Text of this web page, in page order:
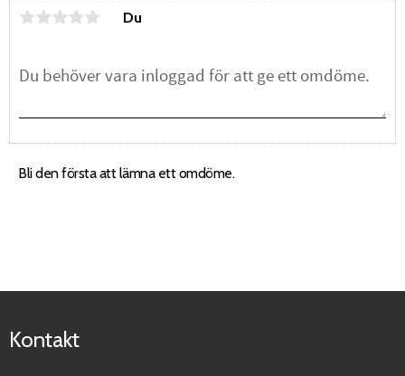
Du
Bli den första att lämna ett omdöme.
Kontakt